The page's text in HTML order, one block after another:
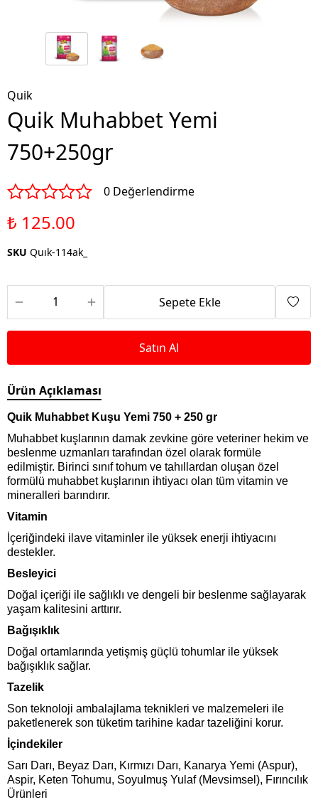
Quik
Quik Muhabbet Yemi
750+250gr
0 Değerlendirme
₺ 125.00
SKU Quık-114ak_
Sepete Ekle
Satın Al
Ürün Açıklaması
Quik Muhabbet Kuşu Yemi 750 + 250 gr
Muhabbet kuşlarının damak zevkine göre veteriner hekim ve
beslenme uzmanları tarafından özel olarak formüle
edilmiştir. Birinci sınıf tohum ve tahıllardan oluşan özel
formülü muhabbet kuşlarının ihtiyacı olan tüm vitamin ve
mineralleri barındırır.
Vitamin
İçeriğindeki ilave vitaminler ile yüksek enerji ihtiyacını
destekler.
Besleyici
Doğal içeriği ile sağlıklı ve dengeli bir beslenme sağlayarak
yaşam kalitesini arttırır.
Bağışıklık
Doğal ortamlarında yetişmiş güçlü tohumlar ile yüksek
bağışıklık sağlar.
Tazelik
Son teknoloji ambalajlama teknikleri ve malzemeleri ile
paketlenerek son tüketim tarihine kadar tazeliğini korur.
İçindekiler
Sarı Darı, Beyaz Darı, Kırmızı Darı, Kanarya Yemi (Aspur),
Aspir, Keten Tohumu, Soyulmuş Yulaf (Mevsimsel), Fırıncılık
Ürünleri